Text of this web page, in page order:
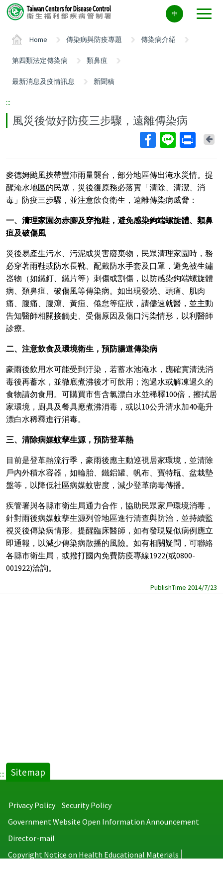
Center
block
中
Home 傳染病與防疫專題 傳染病介紹
第四類法定傳染病 類鼻疽
最新消息及疫情訊息 新聞稿
:::
風災後做好防疫三步驟，遠離傳染病
麥德姆颱風挾帶豐沛雨量襲台，部分地區傳出淹水災情。提
醒淹水地區的民眾，災後復原務必落實「清除、清潔、消
毒」防疫三步驟，並注意飲食衛生，遠離傳染病威脅：
一、清理家園勿赤腳及穿拖鞋，避免感染鉤端螺旋體、類鼻
疽及破傷風
災後易產生污水、污泥或災害廢棄物，民眾清理家園時，務
必穿著雨鞋或防水長靴、配戴防水手套及口罩，避免被生鏽
器物（如鐵釘、鐵片等）刺傷或割傷，以防感染鉤端螺旋體
病、類鼻疽、破傷風等傳染病。如出現發燒、頭痛、肌肉
痛、腹痛、腹瀉、黃疸、倦怠等症狀，請儘速就醫，並主動
告知醫師相關接觸史、受傷原因及傷口污染情形，以利醫師
診療。
二、注意飲食及環境衛生，預防腸道傳染病
豪雨後飲用水可能受到汙染，若蓄水池淹水，應確實清洗消
毒後再蓄水，並徹底煮沸後才可飲用；泡過水或解凍過久的
食物請勿食用。可購買市售含氯漂白水並稀釋100倍，擦拭居
家環境，廚具及餐具應煮沸消毒，或以10公升清水加40毫升
漂白水稀釋進行消毒。
三、清除病媒蚊孳生源，預防登革熱
目前是登革熱流行季，豪雨後應主動巡視居家環境，並清除
戶內外積水容器，如輪胎、鐵鋁罐、帆布、寶特瓶、盆栽墊
盤等，以降低社區病媒蚊密度，減少登革病毒傳播。
疾管署與各縣市衛生局通力合作，協助民眾家戶環境消毒，
針對雨後病媒蚊孳生源列管地區進行清查與防治，並持續監
視災後傳染病情形。提醒臨床醫師，如有發現疑似病例應立
即通報，以減少傳染病散播的風險。如有相關疑問，可聯絡
各縣市衛生局，或撥打國內免費防疫專線1922(或0800-
001922)洽詢。
PublishTime 2014/7/23
::: Sitemap
Privacy Policy
Security Policy
Government Website Open Information Announcement
Director-mail
Copyright Notice on Health Educational Materials